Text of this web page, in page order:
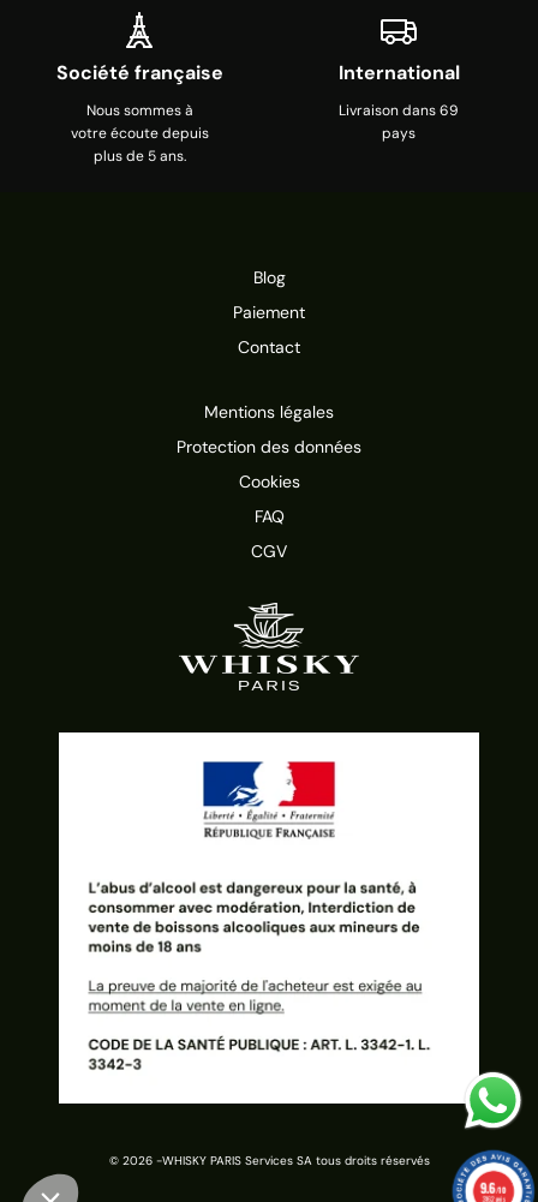
Société française
Nous sommes à
votre écoute depuis
plus de 5 ans.
International
Livraison dans 69
pays
Blog
Paiement
Contact
Mentions légales
Protection des données
Cookies
FAQ
CGV
© 2026 -WHISKY PARIS Services SA tous droits réservés
9.6/10
3162 avis